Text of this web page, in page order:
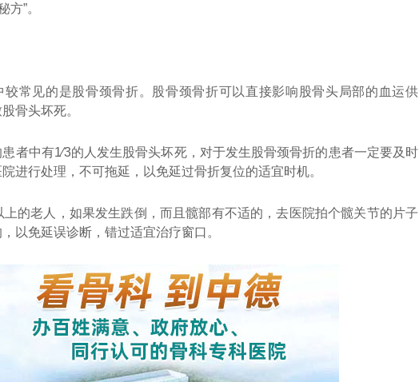
方”。
较常见的是股骨颈骨折。股骨颈骨折可以直接影响股骨头局部的血运供
骨头坏死。
患者中有1∕3的人发生股骨头坏死，对于发生股骨颈骨折的患者一定要及时
进行处理，不可拖延，以免延过骨折复位的适宜时机。
上的老人，如果发生跌倒，而且髋部有不适的，去医院拍个髋关节的片子
以免延误诊断，错过适宜治疗窗口。